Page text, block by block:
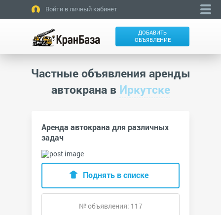
Войти в личный кабинет
ДОБАВИТЬ
ОБЪЯВЛЕНИЕ
Частные объявления аренды
автокрана в Иркутске
Аренда автокрана для различных
задач
Поднять в списке
№ объявления: 117